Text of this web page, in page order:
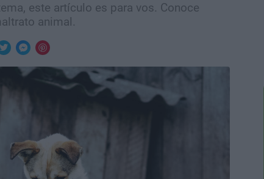
este artículo es para vos. Conoce
animal.